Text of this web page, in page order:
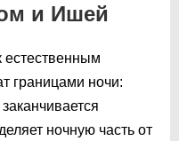
и Ишей
границами ночи:
ночную часть от